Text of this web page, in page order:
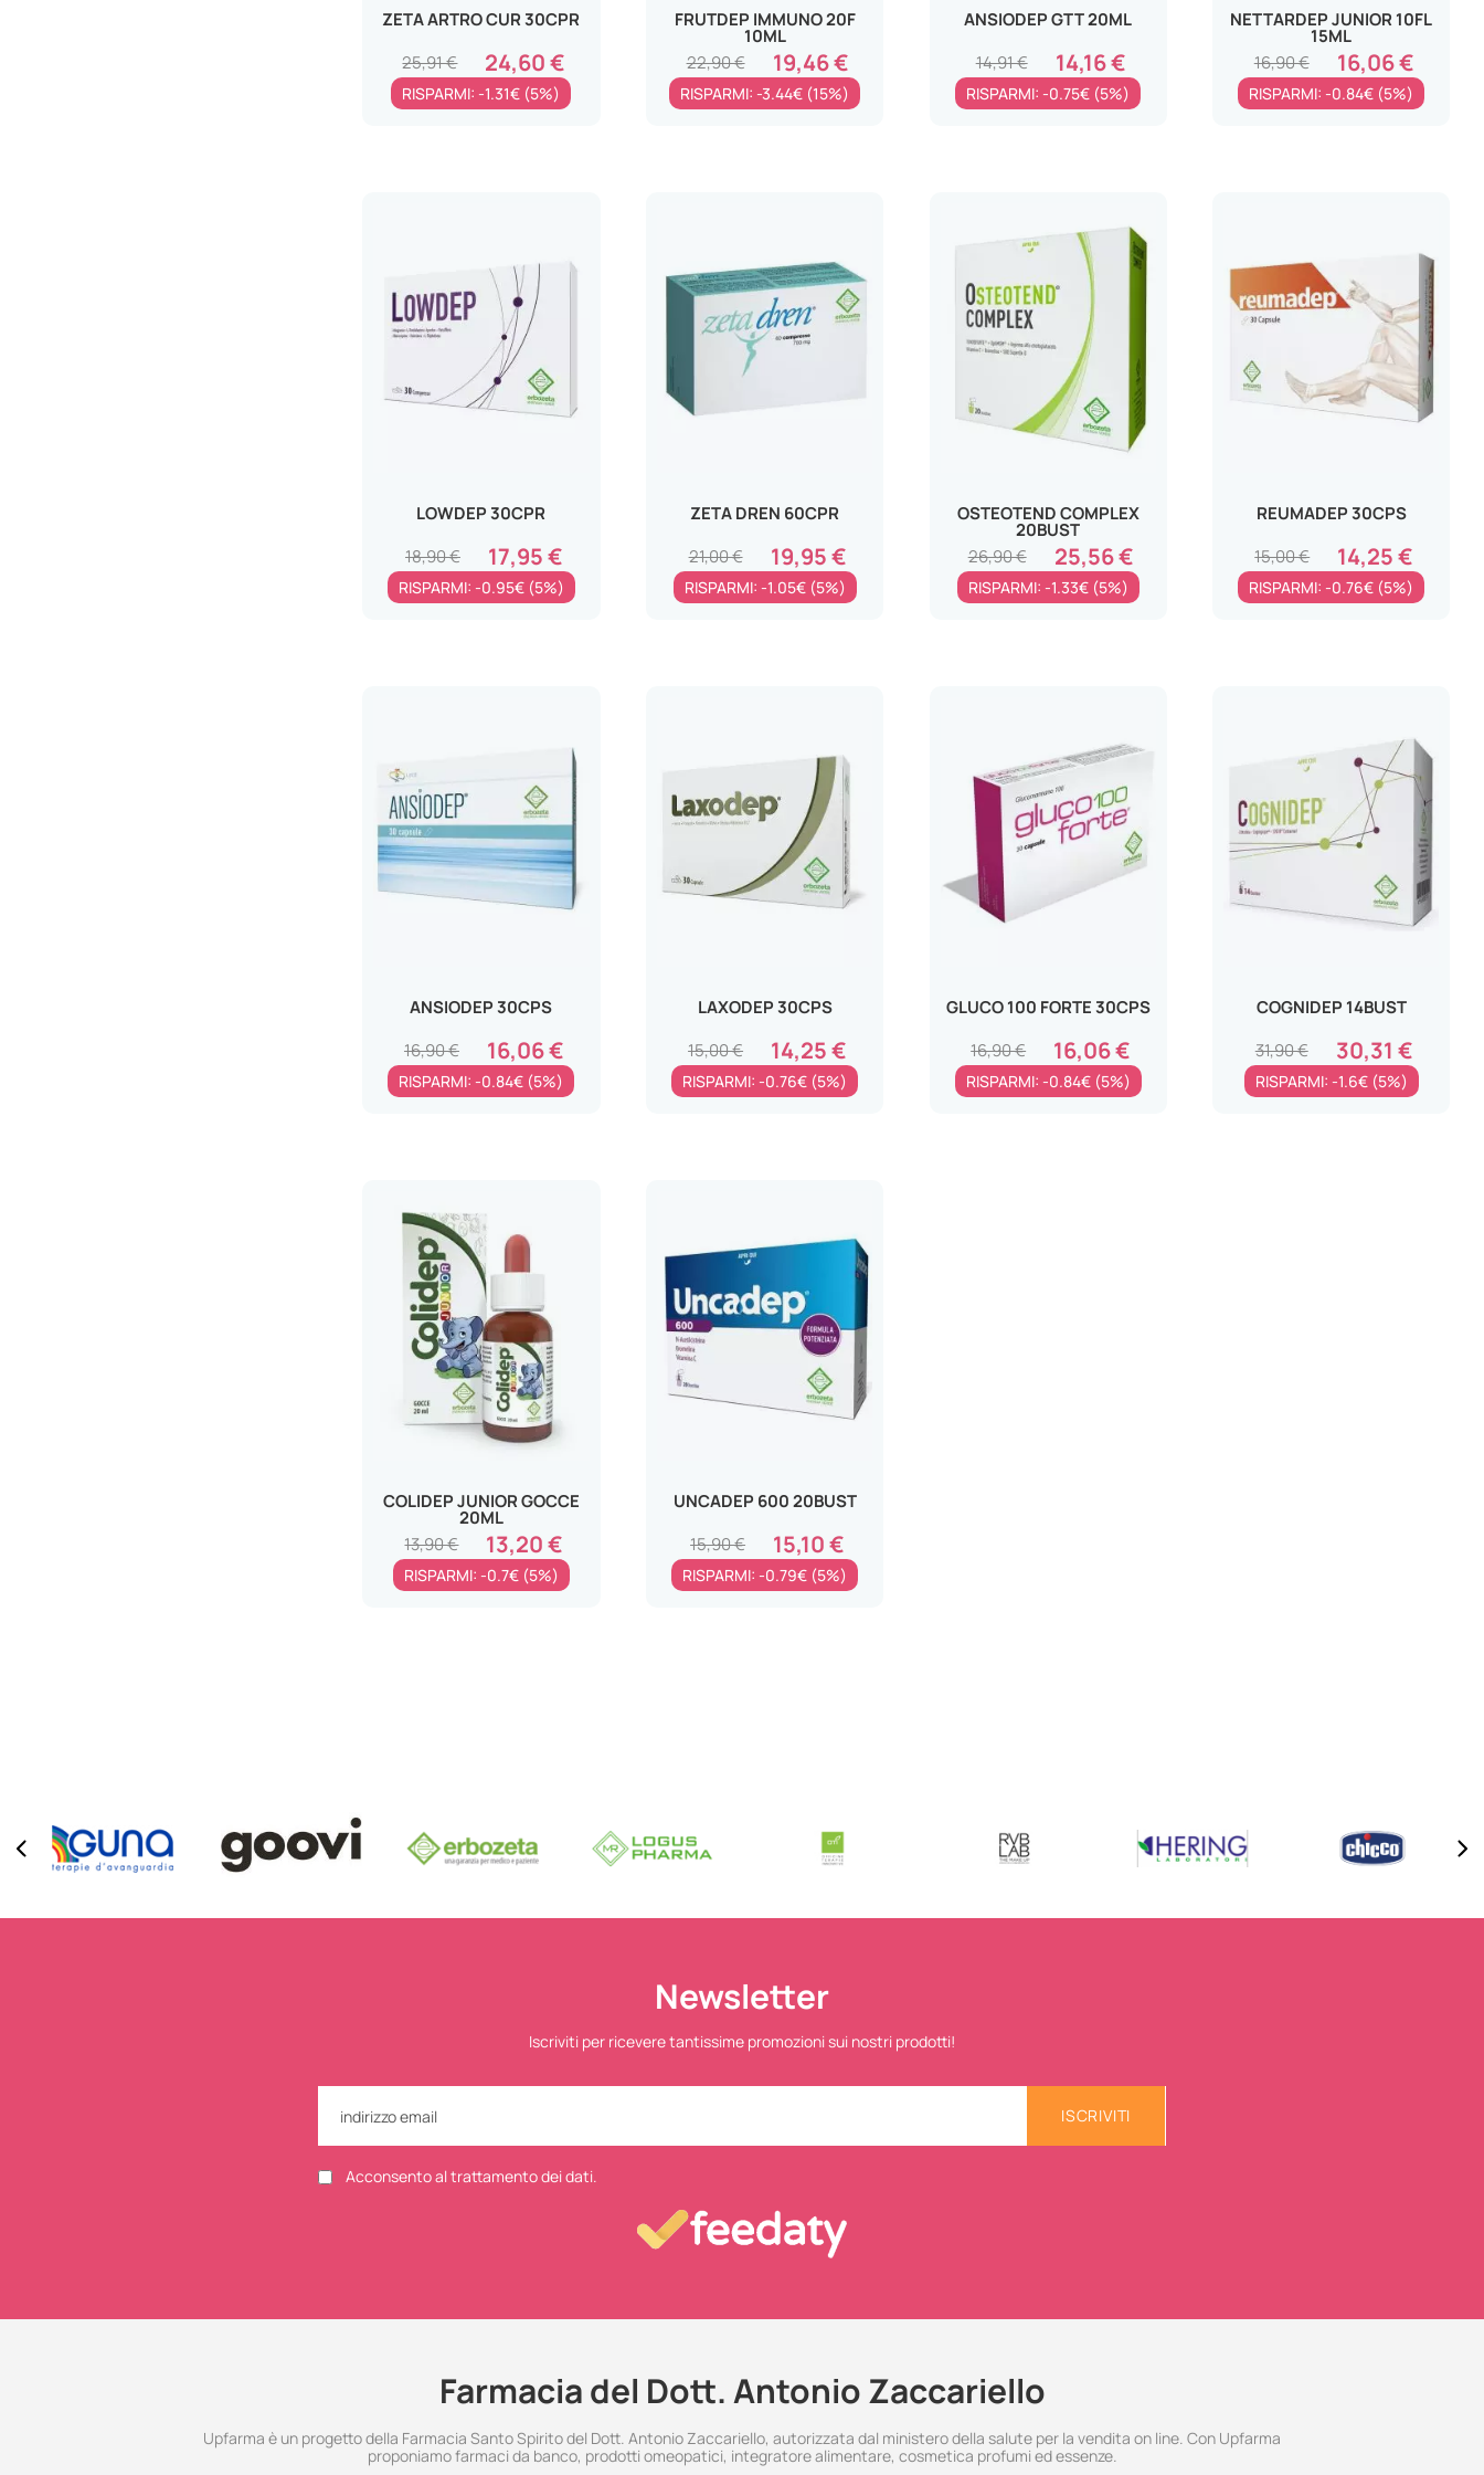
ZETA ARTRO CUR 30CPR
24,60 €
25,91 €
RISPARMI: -1.31€ (5%)
FRUTDEP IMMUNO 20F
10ML
19,46 €
22,90 €
RISPARMI: -3.44€ (15%)
ANSIODEP GTT 20ML
14,16 €
14,91 €
RISPARMI: -0.75€ (5%)
NETTARDEP JUNIOR 10FL
15ML
16,06 €
16,90 €
RISPARMI: -0.84€ (5%)
LOWDEP 30CPR
17,95 €
18,90 €
RISPARMI: -0.95€ (5%)
ZETA DREN 60CPR
19,95 €
21,00 €
RISPARMI: -1.05€ (5%)
OSTEOTEND COMPLEX
20BUST
25,56 €
26,90 €
RISPARMI: -1.33€ (5%)
REUMADEP 30CPS
14,25 €
15,00 €
RISPARMI: -0.76€ (5%)
ANSIODEP 30CPS
16,06 €
16,90 €
RISPARMI: -0.84€ (5%)
LAXODEP 30CPS
14,25 €
15,00 €
RISPARMI: -0.76€ (5%)
GLUCO 100 FORTE 30CPS
16,06 €
16,90 €
RISPARMI: -0.84€ (5%)
COGNIDEP 14BUST
30,31 €
31,90 €
RISPARMI: -1.6€ (5%)
COLIDEP JUNIOR GOCCE
20ML
13,20 €
13,90 €
RISPARMI: -0.7€ (5%)
UNCADEP 600 20BUST
15,10 €
15,90 €
RISPARMI: -0.79€ (5%)
Newsletter
Iscriviti per ricevere tantissime promozioni sui nostri prodotti!
ISCRIVITI
Acconsento al trattamento dei dati.
Farmacia del Dott. Antonio Zaccariello
Upfarma è un progetto della Farmacia Santo Spirito del Dott. Antonio Zaccariello, autorizzata dal ministero della salute per la vendita on line. Con Upfarma
proponiamo farmaci da banco, prodotti omeopatici, integratore alimentare, cosmetica profumi ed essenze.